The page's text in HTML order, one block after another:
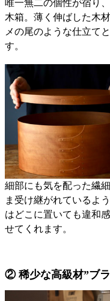
唯一無二の個性が宿り
木箱。薄く伸ばした木
メの尾のような仕立て
す。
細部にも気を配った繊
ま受け継がれているよ
はどこに置いても違和
せてくれます。
② 稀少な高級材”ブ